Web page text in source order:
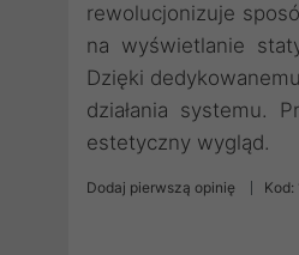
rewolucjonizuje
na wyświetlanie
Dzięki
działania systemu.
estetyczny wygląd.
Dodaj pierwszą opinię Kod: